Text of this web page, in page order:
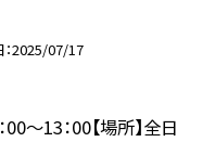
2025/07/17
00〜13：00【場所】全日